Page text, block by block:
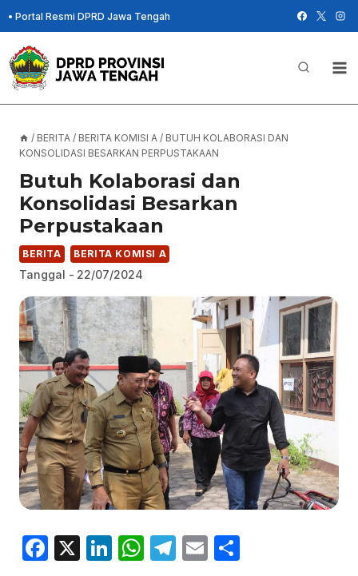
Skip
to
content
• Portal Resmi DPRD Jawa Tengah
/ BERITA / BERITA KOMISI A / BUTUH KOLABORASI DAN
KONSOLIDASI BESARKAN PERPUSTAKAAN
Butuh Kolaborasi dan
Konsolidasi Besarkan
Perpustakaan
BERITA BERITA KOMISI A
Tanggal - 22/07/2024
F
X
Li W T
E